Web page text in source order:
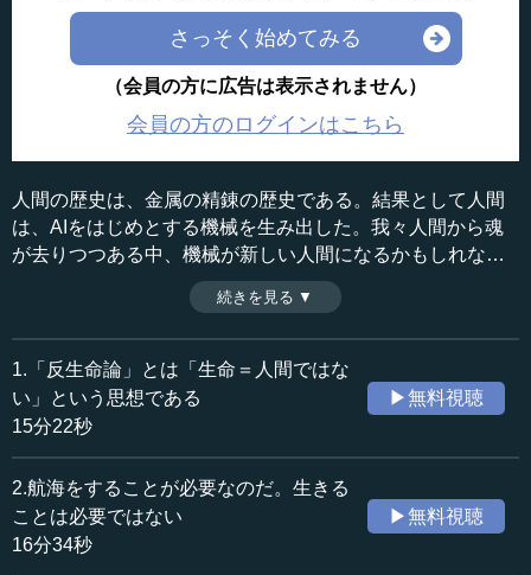
さっそく始めてみる
（会員の方に広告は表示されません）
会員の方のログインはこちら
人間の歴史は、金属の精錬の歴史である。結果として人間
は、AIをはじめとする機械を生み出した。我々人間から魂
が去りつつある中、機械が新しい人間になるかもしれな
い。そこで今、武士道という魂の一部をAIに打ち込んでい
るという執行氏。それにより新しい人間ができあがると信
じているからだ。金属社会が到来すると、経済を支えるの
はAIなどの「金属」となり、人間としてものを考えない人
たちは家畜のように、ただ楽しく生きるだけの存在にな
る。（全10話中第9話）
収録日：2024年5月16日
追加日：2024年9月20日
カテゴリー：
哲学・思想
≪全文≫
●金属の「自己修復の証明」からわかること
9番目です。「反生命が、真のAI、ロボット、金属の人間
続きを見る ▼
1.「反生命論」とは「生命＝人間ではな
い」という思想である
15分22秒
▶無料視聴
2.航海をすることが必要なのだ。生きる
ことは必要ではない
16分34秒
▶無料視聴